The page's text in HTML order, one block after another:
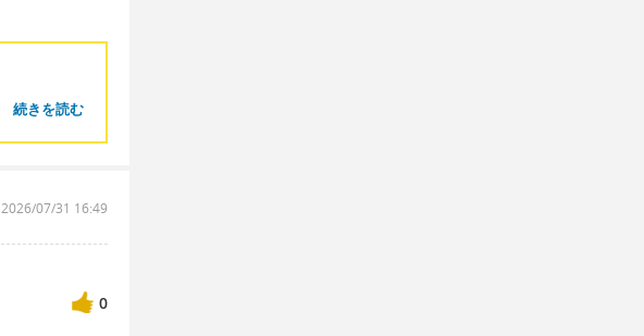
続きを読む
2026/07/31 16:49
0